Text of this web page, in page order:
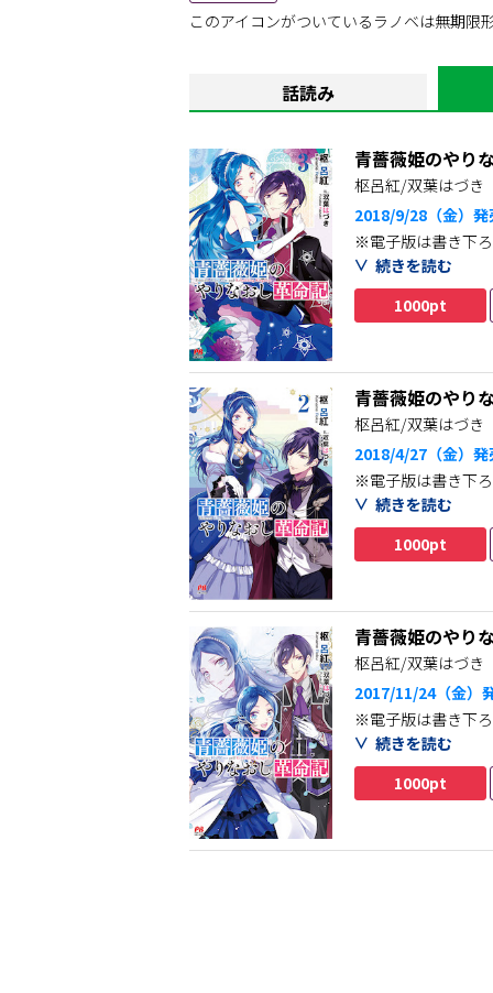
滅びの未来を変えるため、
革命首謀者あらため王女付き補佐官・ク
このアイコンがついているラノベは無期限
話読み
青薔薇姫のやり
枢呂紅/双葉はづき
2018/9/28（金）発
※電子版は書き下
波乱に満ちた隣国
束の間の休息の中
彼を死なせてしま
悩んだ末にアリシ
で…！？
星の加護に導かれ
そして彼女と共に
続きを読む
1000pt
青薔薇姫のやり
枢呂紅/双葉はづき
2018/4/27（金）発
※電子版は書き下
です。
王位を目指すと決
事件から6年後。
前世の夫との再会
あの「革命の夜」
運命を変えようと
物語の歯車が大き
続きを読む
1000pt
青薔薇姫のやり
枢呂紅/双葉はづき
2017/11/24（金）
※電子版は書き下
す。
歴史ある誇り高き
続きを読む
1000pt